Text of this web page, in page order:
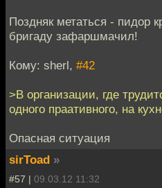
Поздняк метаться - пидор
бригаду зафаршмачил!
Кому: sherl, #42
>В организации, где
одного праативного, на
Опасная ситуация
sirToad »
#57 | 09.03.12 11:32